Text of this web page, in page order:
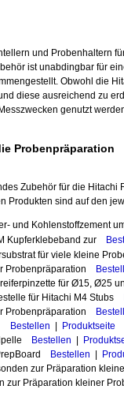
und Probenhaltern
ist unabdingbar für
Obwohl die
diese ausreichend zu
genutzt
Probenpräparation
Zubehör für die
Produkten sind auf den
und Kohlenstoffzement
Kupferklebeband zur
für viele kleine
Probenpräparation
für Ø15,
für Hitachi M4 Stubs
Probenpräparation
Bestellen
Produktseite
Bestellen
Bestellen
zur Präparation
zur Präparation kleiner